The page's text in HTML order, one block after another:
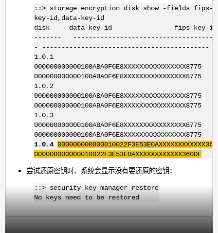
::> storage encryption disk show -fields fips-
key-id,data-key-id
disk data-key-id fips-key-id
-------
- -------------------------------------------
1.0.1
000000000000100ABA0F6E8XXXXXXXXXXXXXXXX8775
000000000000100ABA0F6E8XXXXXXXXXXXXXXXX8775
1.0.2
000000000000100ABA0F6E8XXXXXXXXXXXXXXXX8775
000000000000100ABA0F6E8XXXXXXXXXXXXXXXX8775
1.0.3
000000000000100ABA0F6E8XXXXXXXXXXXXXXXX8775
000000000000100ABA0F6E8XXXXXXXXXXXXXXXX8775
1.0.4
000000000000010022F3E53E0AXXXXXXXXXXXX360DF
尝试还原密钥时、系统会显示没有要还原的密钥：
::> security key-manager restore
No keys need to be restored